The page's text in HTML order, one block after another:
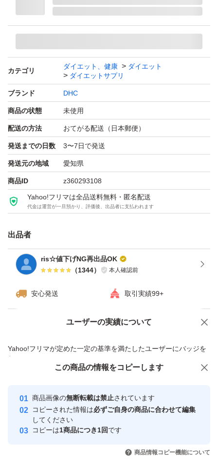
#DHCサプリメント #ファンケルサプリメント #エクオー
健康サプリメント #健康食品 #機能性表示食品 #ダイエッ
トサプリメント #トクホ #特保 #特定保健用食品 #栄養補
助食品 #ヘルスケア #更年期障害 #女性ホルモンバランス
#オリヒロ #小林製薬エクオール #プラセンタつぶ #プロテ
オグリカン #ヘルスケア #デトックス #菌活 #腸内フロー
ラ燃焼系 #酵素ドリンク #アミノ酸 #マルチビタミン #ヒ
アルロン酸 #ネイチャーメイド #ビタミン剤 #命の母 #メ
タバリアEX #内脂サポート #なかったコトに #大人のカロ
リミット #ソフトカプセル #資生堂 #プレミアム #美肌効
果 #アットコスメ #ローヤルゼリー #難消化性デキストリ
ン #食物繊維 #お腹の脂肪
カテゴリ
ダイエット、健康
ダイエット
ダイエットサプリ
ブランド DHC
商品の状態 未使用
配送の方法 おてがる配送（日本郵便）
発送までの日数 3〜7日で発送
発送元の地域 愛知県
商品ID z360293108
Yahoo!フリマは全品送料無料・匿名配送
代金は運営が一旦預かり、評価後、出品者に支払われます
出品者
ris☆値下げNG再出品OK
（1344） 本人確認前
安心発送 取引実績99+
ユーザーの実績について
Yahoo!フリマが定めた一定の基準を満たしたユーザーにバッジを
付与しています
安心取引出品者
心・安全なユーザーです
取引実績
引を完了させた実績があります
価格の相談 商品への質問
この商品の情報をコピーします
商品画像の無断転載は禁止されています
コピーされた情報は必ずご自身の商品に合わせて編集
してください
コピーは1商品につき1回です
商品情報コピー機能について
この商品をみている人にオススメ